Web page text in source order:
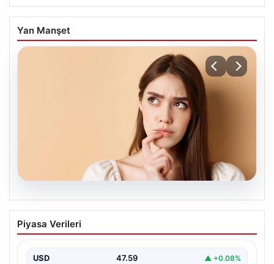
Yan Manşet
05.08.2026
Kararlarında Kararlı Olamayan Burçlar:
En Çok Fikir Değiştiren 5 Burç
bulunmaktadır ve bunlar günlük yaşamda karar verme…
Piyasa Verileri
USD 47.59 ▲ +0.08%